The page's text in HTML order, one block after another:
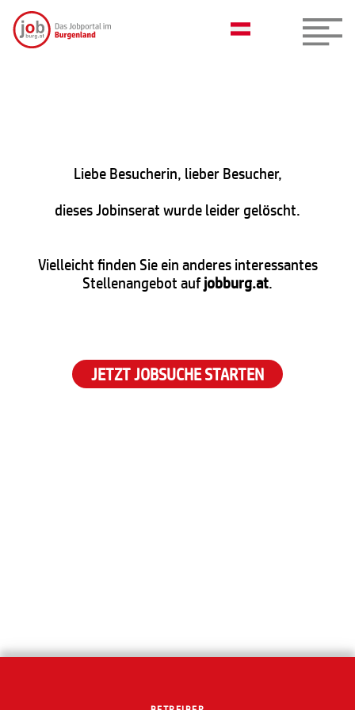
Liebe Besucherin, lieber Besucher,
dieses Jobinserat wurde leider gelöscht.
Vielleicht finden Sie ein anderes interessantes
Stellenangebot aufjobburg.at.
JETZT JOBSUCHE STARTEN